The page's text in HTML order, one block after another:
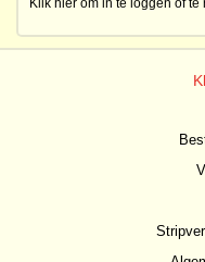
Klik hier om in te loggen of te